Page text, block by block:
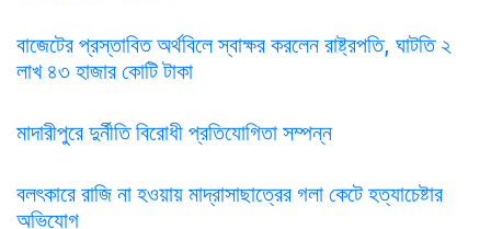
বাজেটের প্রস্তাবিত অর্থবিলে স্বাক্ষর করলেন রাষ্ট্রপতি, ঘাটতি ২
লাখ ৪৩ হাজার কোটি টাকা
মাদারীপুরে দুর্নীতি বিরোধী প্রতিযোগিতা সম্পন্ন
বলৎকারে রাজি না হওয়ায় মাদ্রাসাছাত্রের গলা কেটে হত্যাচেষ্টার
অভিযোগ